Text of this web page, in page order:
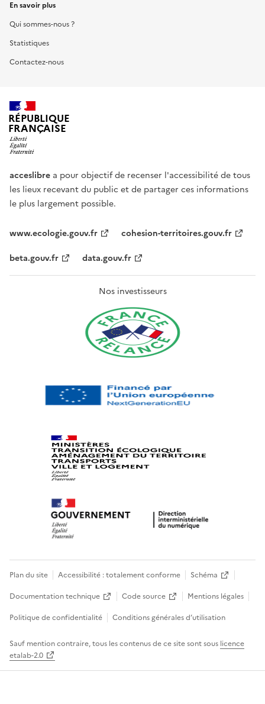
En savoir plus
Qui sommes-nous ?
Statistiques
Contactez-nous
RÉPUBLIQUE
FRANÇAISE
acceslibre a pour objectif de recenser l'accessibilité de tous
les lieux recevant du public et de partager ces informations
le plus largement possible.
www.ecologie.gouv.fr
cohesion-territoires.gouv.fr
beta.gouv.fr
data.gouv.fr
Nos investisseurs
Plan du site Accessibilité : totalement conforme
Schéma
Documentation technique
Code source
Mentions légales
Politique de confidentialité
Conditions générales d’utilisation
Sauf mention contraire, tous les contenus de ce site sont sous licence
etalab-2.0